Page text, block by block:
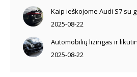
Kaip ieškojome Audi S7 su
2025-08-22
Automobilių lizingas ir
2025-08-22